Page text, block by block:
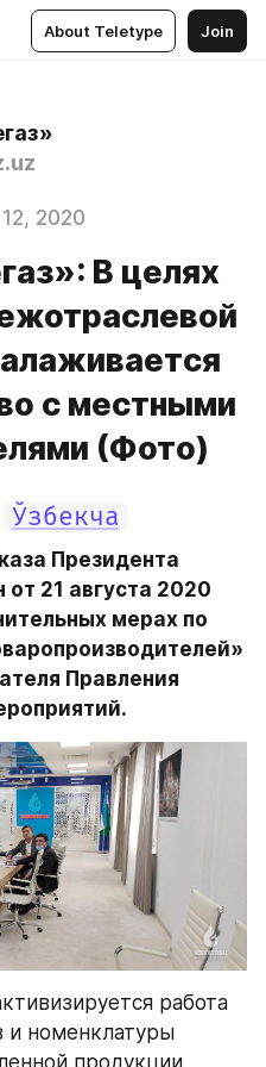
About Teletype Join
2020
В целях
с местными
(Фото)
Ўзбекча
Президента
от 21 августа 2020
мерах по
Правления
работа
номенклатуры